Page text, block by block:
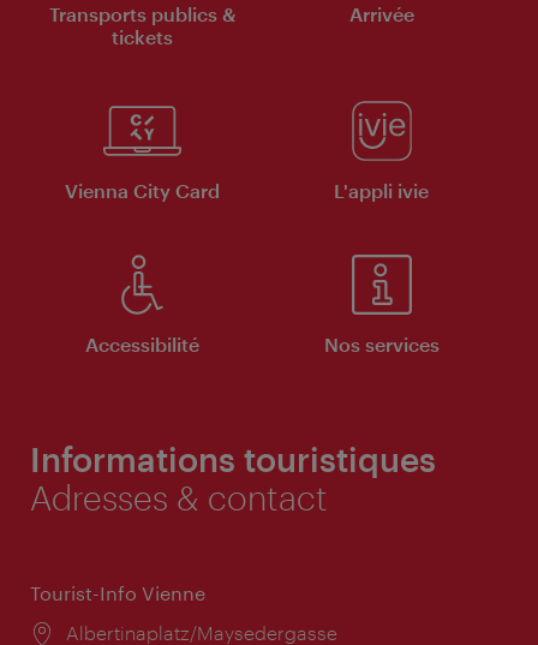
Transports publics &
tickets
Arrivée
Vienna City Card L'appli ivie
Accessibilité Nos services
Informations touristiques
Adresses & contact
Tourist-Info Vienne
Lieu:
Albertinaplatz/Maysedergasse